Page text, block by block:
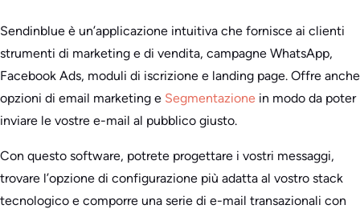
Sendinblue è un’applicazione intuitiva che fornisce ai clienti
strumenti di marketing e di vendita, campagne WhatsApp,
Facebook Ads, moduli di iscrizione e landing page. Offre anche
opzioni di email marketing e Segmentazione in modo da poter
inviare le vostre e-mail al pubblico giusto.
Con questo software, potrete progettare i vostri messaggi,
trovare l’opzione di configurazione più adatta al vostro stack
tecnologico e comporre una serie di e-mail transazionali con